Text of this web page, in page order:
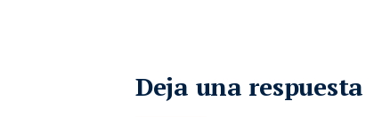
Deja una respuesta